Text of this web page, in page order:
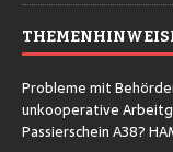
Probleme mit
unkooperative
Passierschein A38?